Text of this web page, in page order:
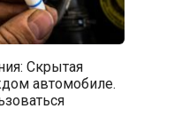
Скрытая
автомобиле.